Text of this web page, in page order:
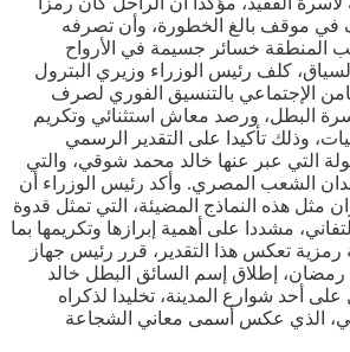
في موقف بالغ الخطورة، وأن تصرفه
المنطقة خسائر جسيمة في الأرواح
كلف رئيس الوزراء وزيري البترول
الإجتماعي بالتنسيق الفوري لصرف
البطل، ورصد معاش استثنائي وتكريم
وذلك تأكيدا على التقدير الرسمي
التي عبر عنها خالد محمد شوقي، والتي
الشعب المصري. وأكد رئيس الوزراء أن
مثل هذه النماذج المضيئة، التي تمثل قدوة
مشددا على أهمية إبرازها وتكريمها بما
رمزية تعكس هذا التقدير، قرر رئيس جهاز
رمضان، إطلاق إسم السائق البطل خالد
أحد شوارع المدينة، تخليدا لذكراه
الذي عكس أسمى معاني الشجاعة